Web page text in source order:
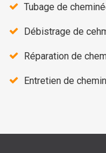
Tubage de
Débistrage de
Réparation de
Entretien de